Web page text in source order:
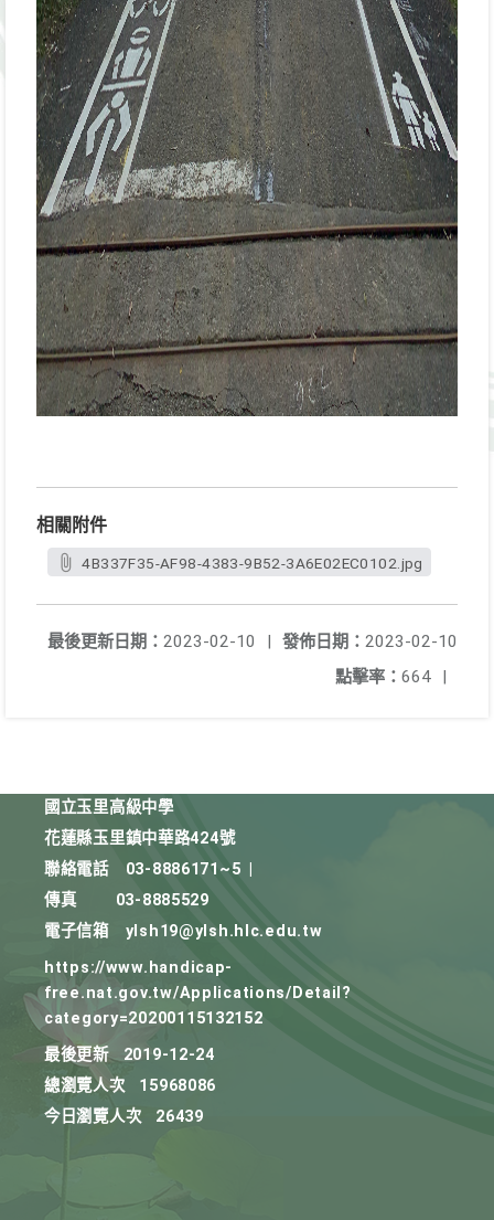
相關附件
4B337F35-AF98-4383-9B52-3A6E02EC0102.jpg
發佈日期： 2023-02-10
最後更新日期： 2023-02-10
|
點擊率： 664 |
國立玉里高級中學
花蓮縣玉里鎮中華路424號
聯絡電話
03-8886171~5
傳真
03-8885529
電子信箱
ylsh19@ylsh.hlc.edu.tw
https://www.handicap-
free.nat.gov.tw/Applications/Detail?
category=20200115132152
最後更新
2019-12-24
總瀏覽人次
15968086
今日瀏覽人次
26439